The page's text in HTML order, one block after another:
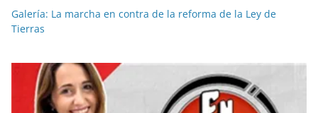
Galería: La marcha en contra de la reforma de la Ley de
Tierras